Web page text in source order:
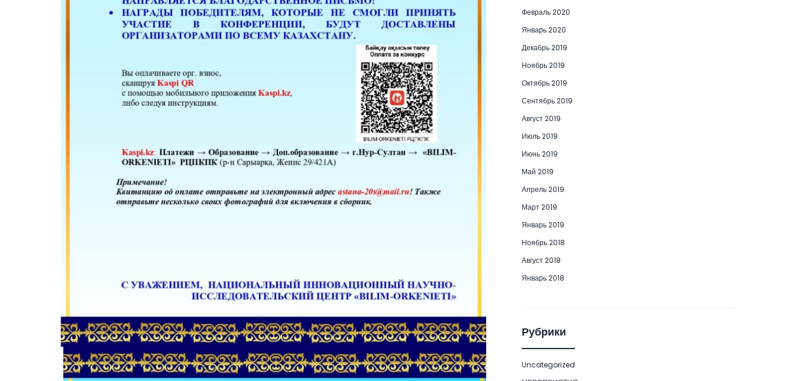
Февраль 2020
Январь 2020
Декабрь 2019
Ноябрь 2019
Октябрь 2019
Сентябрь 2019
Август 2019
Июль 2019
Июнь 2019
Май 2019
Апрель 2019
Март 2019
Январь 2019
Ноябрь 2018
Август 2018
Январь 2018
Рубрики
Uncategorized